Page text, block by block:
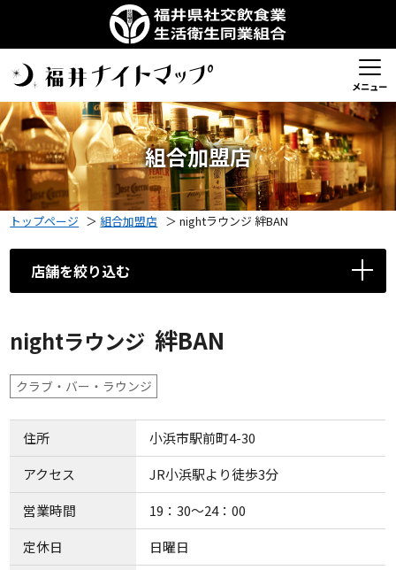
メニュー
組合加盟店
トップページ ＞組合加盟店 ＞ nightラウンジ 絆BAN
店舗を絞り込む
nightラウンジ 絆BAN
クラブ・バー・ラウンジ
住所
小浜市駅前町4-30
アクセス
JR小浜駅より徒歩3分
営業時間
19：30～24：00
定休日
日曜日